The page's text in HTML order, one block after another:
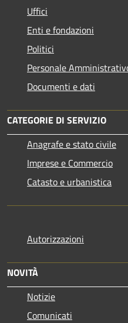
Uffici
Enti e fondazioni
Politici
Personale
Documenti e dati
CATEGORIE DI SERVIZIO
Anagrafe e stato civile
Imprese e Commercio
Catasto e urbanistica
Autorizzazioni
NOVITÀ
Notizie
Comunicati